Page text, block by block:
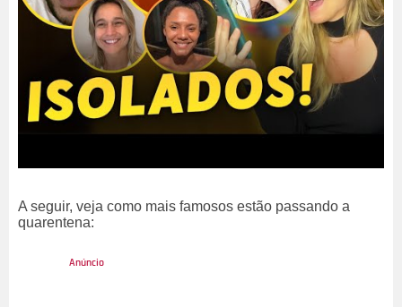
A seguir, veja como mais famosos estão passando a
quarentena: